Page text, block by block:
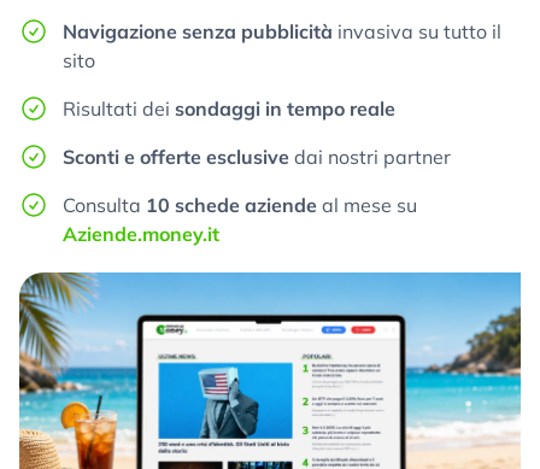
Navigazione senza pubblicità invasiva su tutto il
sito
Risultati dei sondaggi in tempo reale
Sconti e offerte esclusive dai nostri partner
Consulta 10 schede aziende al mese su
Aziende.money.it